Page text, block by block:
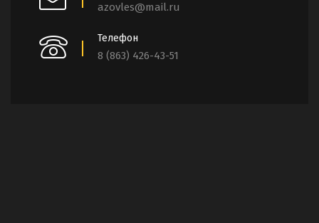
azovles@mail.ru
Телефон
8 (863) 426-43-51